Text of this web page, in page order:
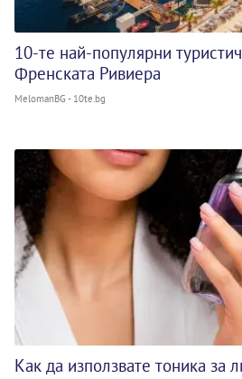
10-те най-популярни
Френската Ривиера
MelomanBG - 10te.bg
Как да използвате тоника за